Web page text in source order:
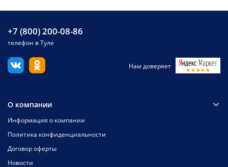
+7 (800) 200-08-86
телефон в Туле
Нам доверяет
О компании
Информация о компании
Политика конфиденциальности
Договор оферты
Новости